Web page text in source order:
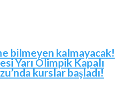
bilmeyen kalmayacak!
Yarı Olimpik Kapalı
kurslar başladı!